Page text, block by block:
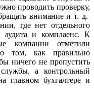
проводить проверку,
внимание и т. д.
где нет отдельного
аудита и комплаенс. К
компании отметили
том, как правильно
ничего не пропустить
а контрольный
главном бухгалтере и